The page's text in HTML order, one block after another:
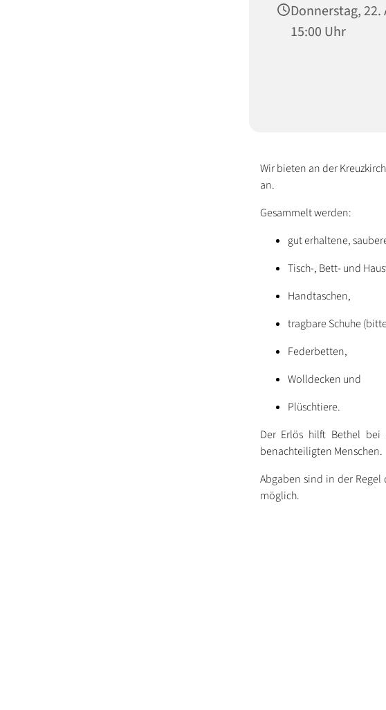
Donnerstag, 22.
15:00 Uhr
Wir bieten an der
an.
Gesammelt werden:
gut erhaltene,
Tisch-, Bett- und
Handtaschen,
tragbare Schuhe
Federbetten,
Wolldecken und
Plüschtiere.
Der Erlös hilft Bethel
benachteiligten Menschen.
Abgaben sind in der Regel
möglich.